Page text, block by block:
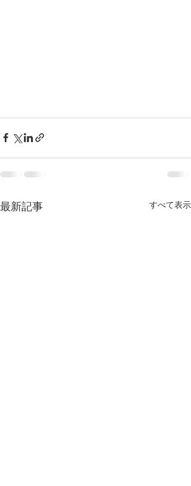
最新記事 すべて表示